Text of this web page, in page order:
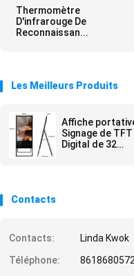
Thermomètre
D'infrarouge De
Reconnaissan...
Les Meilleurs Produits
Affiche
Signage de TFT
Digital de 32
Contacts
Contacts:
Linda Kwok
Téléphone: